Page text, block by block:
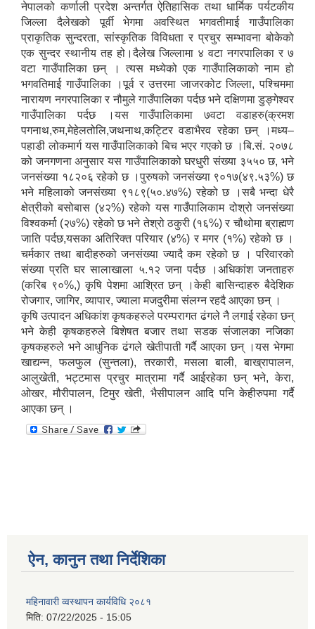
नेपालको कर्णाली प्रदेश अन्तर्गत ऐतिहासिक तथा धार्मिक पर्यटकीय
जिल्ला दैलेखको पूर्वी भेगमा अवस्थित भगवतीमाई गाउँपालिका
प्राकृतिक सुन्दरता, सांस्कृतिक विविधता र प्रचुर सम्भावना बोकेको
एक सुन्दर स्थानीय तह हो।दैलेख जिल्लामा ४ वटा नगरपालिका र ७
वटा गाउँपालिका छन् । त्यस मध्येको एक गाउँपालिकाको नाम हो
भगवतिमाई गाउँपालिका ।पूर्व र उत्तरमा जाजरकोट जिल्ला, पश्चिममा
नारायण नगरपालिका र नौमुले गाउँपालिका पर्दछ भने दक्षिणमा डुङ्गेश्वर
गाउँपालिका पर्दछ ।यस गाउँपालिकामा ७वटा वडाहरु(क्रमश
पगनाथ,रुम,मेहेलतोलि,जथनाथ,कट्टिर वडाभैरव रहेका छन् ।मध्य–
पहाडी लोकमार्ग यस गाउँपालिकाको बिच भएर गएको छ ।बि.सं. २०७८
को जनगणना अनुसार यस गाउँपालिकाको घरधुरी संख्या ३५५० छ, भने
जनसंख्या १८२०६ रहेको छ ।पुरुषको जनसंख्या ९०१७(४९.५३%) छ
भने महिलाको जनसंख्या ९१८९(५०.४७%) रहेको छ ।सबै भन्दा धेरै
क्षेत्रीको बसोबास (४२%) रहेको यस गाउँपालिकाम दोश्रो जनसंख्या
विश्वकर्मा (२७%) रहेको छ भने तेश्रो ठकुरी (१६%) र चौथोमा ब्राह्मण
जाति पर्दछ,यसका अतिरिक्त परियार (४%) र मगर (१%) रहेको छ ।
चर्मकार तथा बादीहरुको जनसंख्या ज्यादै कम रहेको छ । परिवारको
संख्या प्रति घर सालाखाला ५.१२ जना पर्दछ ।अधिकांश जनताहरु
(करिब ९०%,) कृषि पेशमा आश्रित छन् ।केही बासिन्दाहरु बैदेशिक
रोजगार, जागिर, व्यापार, ज्याला मजदुरीमा संलग्न रहदै आएका छन् ।
कृषि उत्पादन अधिकांश कृषकहरुले परम्परागत ढंगले नै लगाई रहेका छन्
भने केही कृषकहरुले बिशेषत बजार तथा सडक संजालका नजिका
कृषकहरुले भने आधुनिक ढंगले खेतीपाती गर्दै आएका छन् ।यस भेगमा
खाद्यन्न, फलफुल (सुन्तला), तरकारी, मसला बाली, बाख्रापालन,
आलुखेती, भट्टमास प्रचुर मात्रामा गर्दै आईरहेका छन् भने, केरा,
ओखर, मौरीपालन, टिमुर खेती, भैसीपालन आदि पनि केहीरुपमा गर्दै
आएका छन् ।
ऐन, कानुन तथा निर्देशिका
महिनावारी व्वस्थापन कार्यविधि २०८१
मिति: 07/22/2025 - 15:05